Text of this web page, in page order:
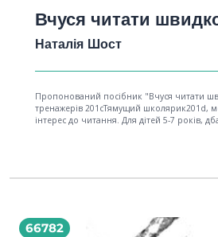
Вчуся читати
Наталія Шост
Пропонований посібник "Вчуся читати
тренажерів 201cТямущий школярик201d,
інтерес до читання. Для дітей 5-7 років,
66782